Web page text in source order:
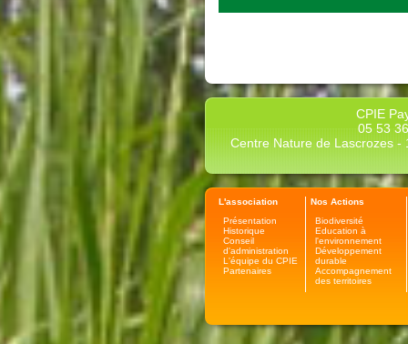
CPIE
05 53
Centre Nature de Lascrozes -
L'association
Présentation
Historique
Conseil
d'administration
L'équipe du CPIE
Partenaires
Nos Actions
Biodiversité
Education à
l'environnement
Développement
durable
Accompagnement
des territoires